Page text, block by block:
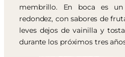
membrillo. En boca es
redondez, con sabores de
leves dejos de vainilla y
durante los próximos tres